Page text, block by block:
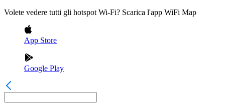
Volete vedere tutti gli hotspot Wi-Fi? Scarica l'app WiFi Map
App Store
Google Play